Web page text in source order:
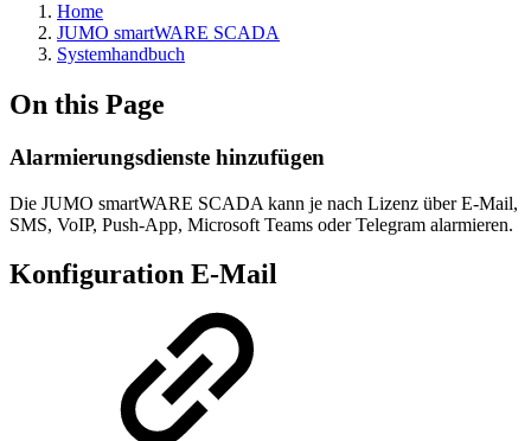
Home
JUMO smartWARE SCADA
Systemhandbuch
On this Page
Alarmierungsdienste hinzufügen
Die JUMO smartWARE SCADA kann je nach Lizenz über E-Mail,
SMS, VoIP, Push-App, Microsoft Teams oder Telegram alarmieren.
Konfiguration E-Mail